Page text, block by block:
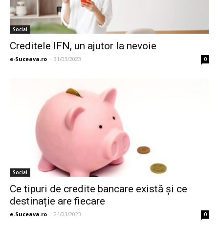
Social
Creditele IFN, un ajutor la nevoie
e-Suceava.ro - 31/03/2023 0
Social
Ce tipuri de credite bancare există și ce
destinație are fiecare
e-Suceava.ro - 24/03/2023 0